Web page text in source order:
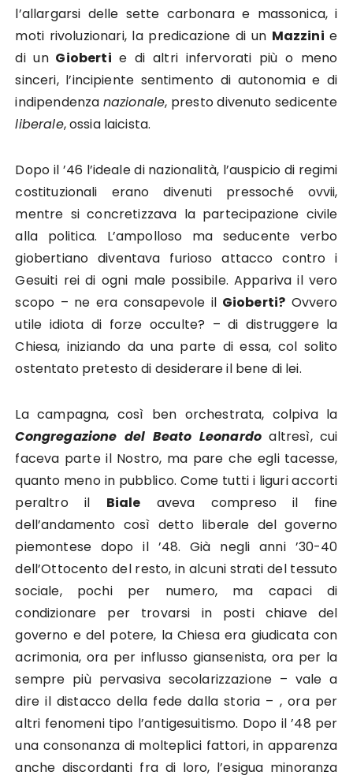
l’allargarsi delle sette carbonara e massonica, i
moti rivoluzionari, la predicazione di un Mazzini e
di unGioberti e di altri infervorati più o meno
sinceri, l’incipiente sentimento di autonomia e di
indipendenza nazionale, presto divenuto sedicente
liberale, ossia laicista.
Dopo il ’46 l’ideale di nazionalità, l’auspicio di regimi
costituzionali erano divenuti pressoché ovvii,
mentre si concretizzava la partecipazione civile
alla politica. L’ampolloso ma seducente verbo
giobertiano diventava furioso attacco contro i
Gesuiti rei di ogni male possibile. Appariva il vero
scopo – ne era consapevole il Gioberti? Ovvero
utile idiota di forze occulte? – di distruggere la
Chiesa, iniziando da una parte di essa, col solito
ostentato pretesto di desiderare il bene di lei.
La campagna, così ben orchestrata, colpiva la
Congregazione del Beato Leonardo altresì, cui
faceva parte il Nostro, ma pare che egli tacesse,
quanto meno in pubblico. Come tutti i liguri accorti
peraltro il Biale aveva compreso il fine
dell’andamento così detto liberale del governo
piemontese dopo il ’48. Già negli anni ’30-40
dell’Ottocento del resto, in alcuni strati del tessuto
sociale, pochi per numero, ma capaci di
condizionare per trovarsi in posti chiave del
governo e del potere, la Chiesa era giudicata con
acrimonia, ora per influsso giansenista, ora per la
sempre più pervasiva secolarizzazione – vale a
dire il distacco della fede dalla storia – , ora per
altri fenomeni tipo l’antigesuitismo. Dopo il ’48 per
una consonanza di molteplici fattori, in apparenza
anche discordanti fra di loro, l’esigua minoranza